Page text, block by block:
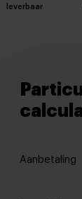
leverbaar
Aanbetaling